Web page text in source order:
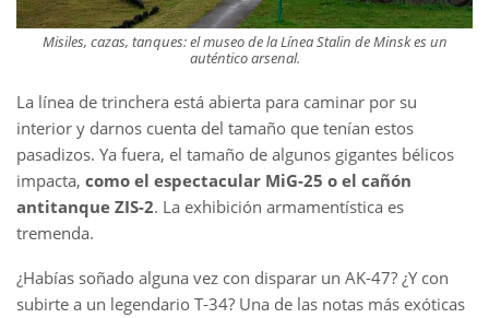
Misiles, cazas, tanques: el museo de la Línea Stalin de Minsk es un
auténtico arsenal.
La línea de trinchera está abierta para caminar por su
interior y darnos cuenta del tamaño que tenían estos
pasadizos. Ya fuera, el tamaño de algunos gigantes bélicos
impacta, como el espectacular MiG-25 o el cañón
antitanque ZIS-2. La exhibición armamentística es
tremenda.
¿Habías soñado alguna vez con disparar un AK-47? ¿Y con
subirte a un legendario T-34? Una de las notas más exóticas